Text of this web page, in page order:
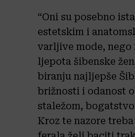
“Oni su posebno
estetskim i
varljive mode,
ljepota šibenske
biranju najljepše
brižnosti i odanost
staležom,
Kroz te nazore